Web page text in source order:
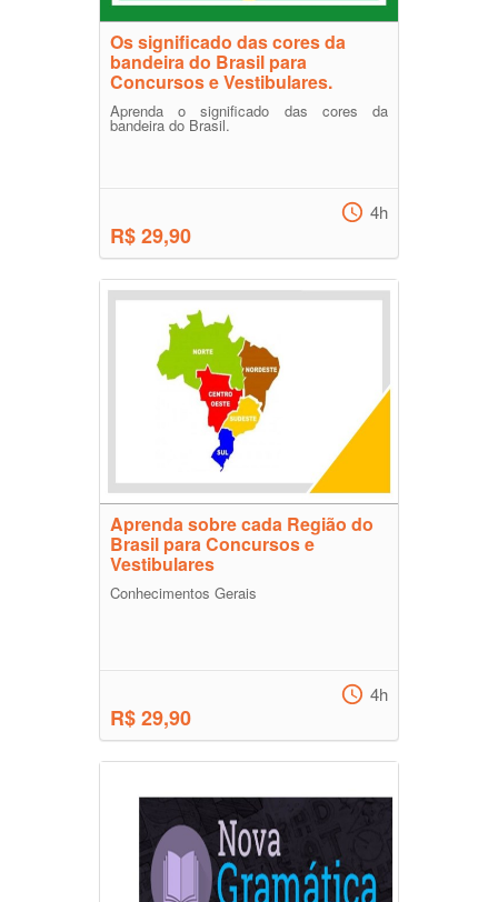
Os significado das cores da
bandeira do Brasil para
Concursos e Vestibulares.
Aprenda o significado das cores da
bandeira do Brasil.
R$ 29,90
4h
Aprenda sobre cada Região do
Brasil para Concursos e
Vestibulares
Conhecimentos Gerais
R$ 29,90
4h